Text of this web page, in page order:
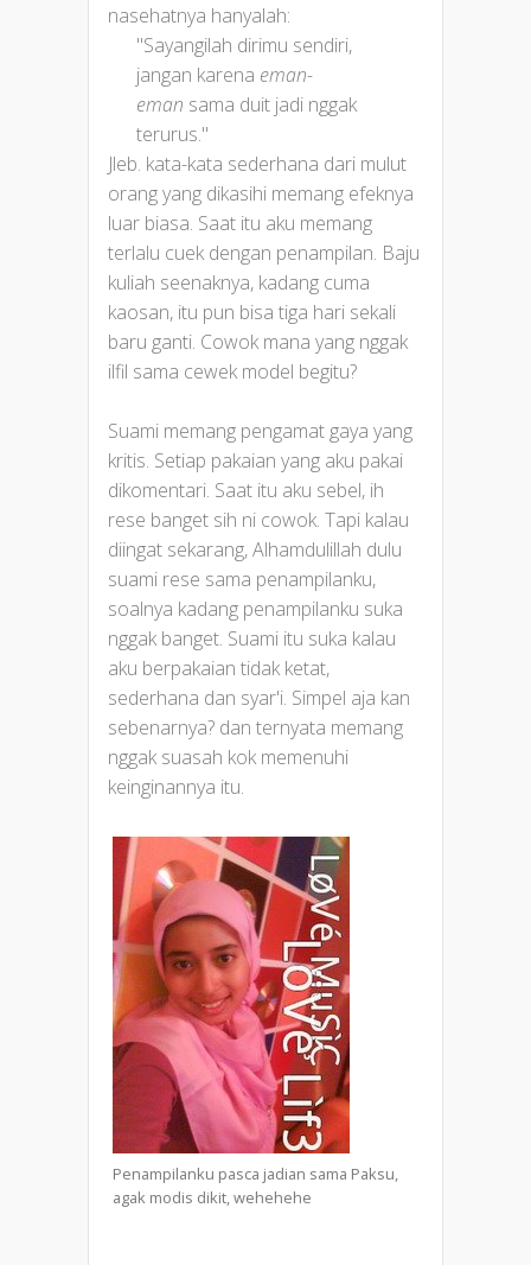
nasehatnya hanyalah:
"Sayangilah dirimu sendiri,
jangan karena eman-
eman sama duit jadi nggak
terurus."
Jleb. kata-kata sederhana dari mulut
orang yang dikasihi memang efeknya
luar biasa. Saat itu aku memang
terlalu cuek dengan penampilan. Baju
kuliah seenaknya, kadang cuma
kaosan, itu pun bisa tiga hari sekali
baru ganti. Cowok mana yang nggak
ilfil sama cewek model begitu?
Suami memang pengamat gaya yang
kritis. Setiap pakaian yang aku pakai
dikomentari. Saat itu aku sebel, ih
rese banget sih ni cowok. Tapi kalau
diingat sekarang, Alhamdulillah dulu
suami rese sama penampilanku,
soalnya kadang penampilanku suka
nggak banget. Suami itu suka kalau
aku berpakaian tidak ketat,
sederhana dan syar'i. Simpel aja kan
sebenarnya? dan ternyata memang
nggak suasah kok memenuhi
keinginannya itu.
Penampilanku pasca jadian sama Paksu,
agak modis dikit, wehehehe